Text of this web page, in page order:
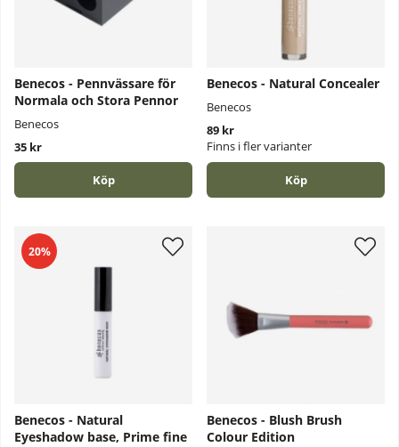
Benecos - Pennvässare för
Normala och Stora Pennor
Benecos
35 kr
Köp
Benecos - Natural Concealer
Benecos
89 kr
Finns i fler varianter
Köp
20%
Benecos - Natural
Eyeshadow base, Prime fine
Benecos - Blush Brush
Colour Edition